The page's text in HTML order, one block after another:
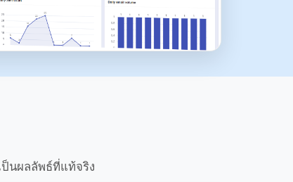
นผลลัพธ์ที่แท้จริง